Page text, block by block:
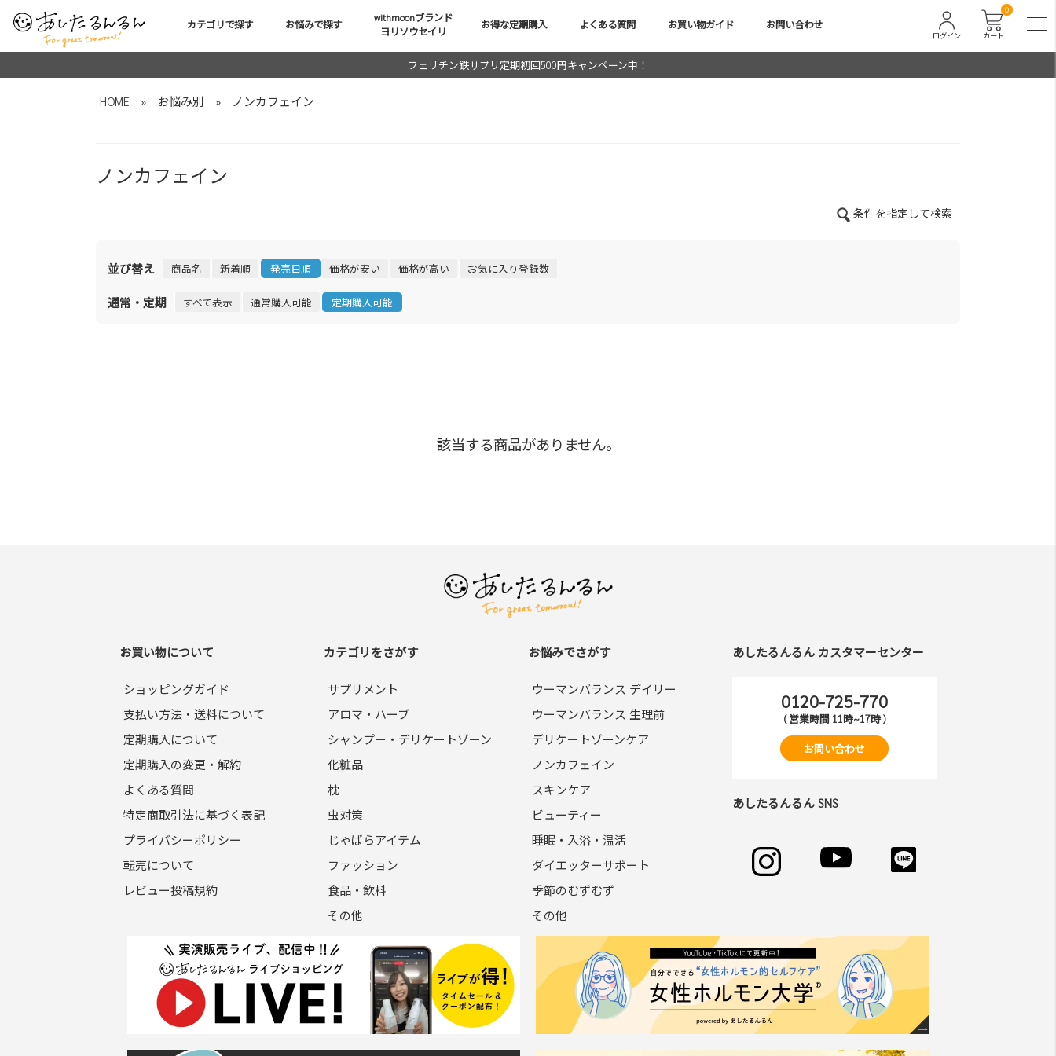
カテゴリで探す お悩みで探す
withmoonブランド
ヨリソウセイリ
お得な定期購入 よくある質問 お買い物ガイド お問い合わせ
カート
0
ログイン
フェリチン鉄サプリ定期初回500円キャンペーン中！
HOME » お悩み別 » ノンカフェイン
ノンカフェイン
条件を指定して検索
並び替え 商品名 新着順 発売日順 価格が安い 価格が高い お気に入り登録数
通常・定期 すべて表示 通常購入可能 定期購入可能
該当する商品がありません。
お買い物について
ショッピングガイド
支払い方法・送料について
定期購入について
定期購入の変更・解約
よくある質問
特定商取引法に基づく表記
プライバシーポリシー
転売について
レビュー投稿規約
カテゴリをさがす
サプリメント
アロマ・ハーブ
シャンプー・デリケートゾーン
化粧品
枕
虫対策
じゃばらアイテム
ファッション
食品・飲料
その他
お悩みでさがす
ウーマンバランス デイリー
ウーマンバランス 生理前
デリケートゾーンケア
ノンカフェイン
スキンケア
ビューティー
睡眠・入浴・温活
ダイエッターサポート
季節のむずむず
その他
あしたるんるん カスタマーセンター
0120-725-770
( 営業時間 11時~17時 )
お問い合わせ
あしたるんるん SNS